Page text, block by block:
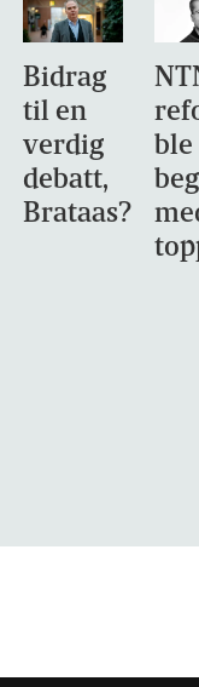
Bidrag
til en
verdig
debatt,
Brataas?
ble